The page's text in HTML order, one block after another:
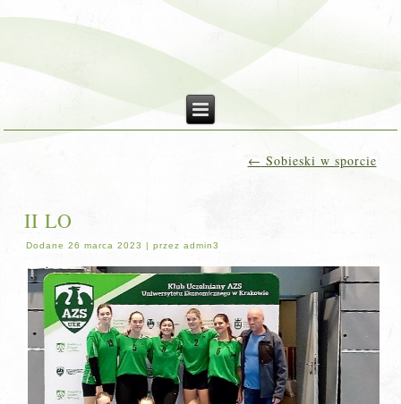
← Sobieski w sporcie
II LO
Dodane 26 marca 2023 |przez admin3